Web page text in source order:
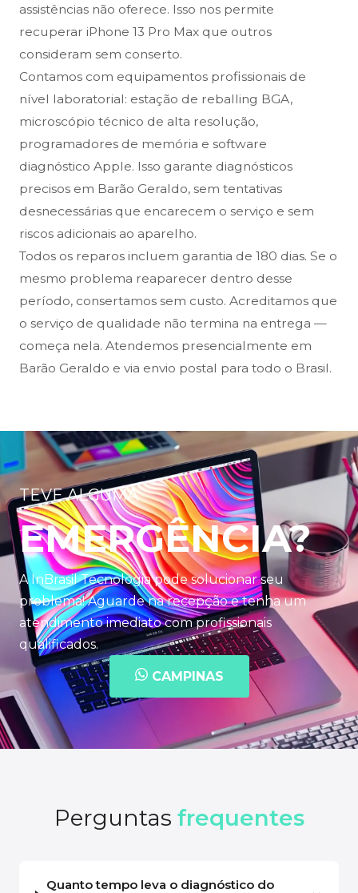
assistências não oferece. Isso nos permite
recuperar iPhone 13 Pro Max que outros
consideram sem conserto.
Contamos com equipamentos profissionais de
nível laboratorial: estação de reballing BGA,
microscópio técnico de alta resolução,
programadores de memória e software
diagnóstico Apple. Isso garante diagnósticos
precisos em Barão Geraldo, sem tentativas
desnecessárias que encarecem o serviço e sem
riscos adicionais ao aparelho.
Todos os reparos incluem garantia de 180 dias. Se o
mesmo problema reaparecer dentro desse
período, consertamos sem custo. Acreditamos que
o serviço de qualidade não termina na entrega —
começa nela. Atendemos presencialmente em
Barão Geraldo e via envio postal para todo o Brasil.
TEVE ALGUMA
EMERGÊNCIA?
A InBrasil Tecnologia pode solucionar seu
problema! Aguarde na recepção e tenha um
atendimento imediato com profissionais
qualificados.
CAMPINAS
Perguntas frequentes
Quanto tempo leva o diagnóstico do